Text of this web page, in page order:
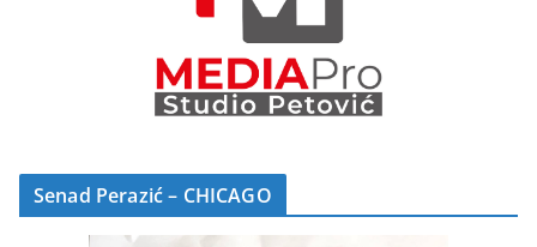
Senad Perazić – CHICAGO